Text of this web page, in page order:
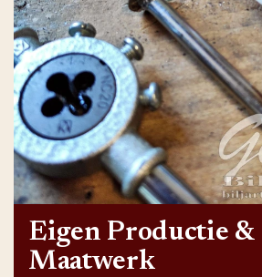
Eigen Productie &
Maatwerk